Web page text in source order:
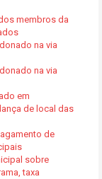
membros da
na via
na via
em
de local das
de
sobre
taxa